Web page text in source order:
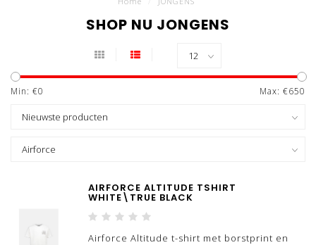
SHOP NU JONGENS
Min: €0 Max: €650
AIRFORCE ALTITUDE TSHIRT
WHITE\TRUE BLACK
Airforce Altitude t-shirt met borstprint en